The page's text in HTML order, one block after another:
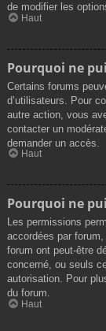
de modifier les
Haut
Pourquoi ne
Certains forums
d’utilisateurs. Pour
autre action, vous
contacter un
demander un accès.
Haut
Pourquoi ne
Les permissions
accordées par
forum ont peut-être
concerné, ou seuls
autorisation. Pour
du forum.
Haut